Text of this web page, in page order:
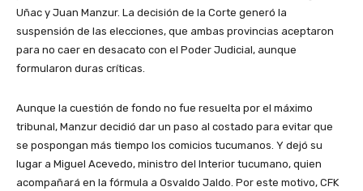
Uñac y Juan Manzur. La decisión de la Corte generó la
suspensión de las elecciones, que ambas provincias aceptaron
para no caer en desacato con el Poder Judicial, aunque
formularon duras críticas.
Aunque la cuestión de fondo no fue resuelta por el máximo
tribunal, Manzur decidió dar un paso al costado para evitar que
se pospongan más tiempo los comicios tucumanos. Y dejó su
lugar a Miguel Acevedo, ministro del Interior tucumano, quien
acompañará en la fórmula a Osvaldo Jaldo. Por este motivo, CFK